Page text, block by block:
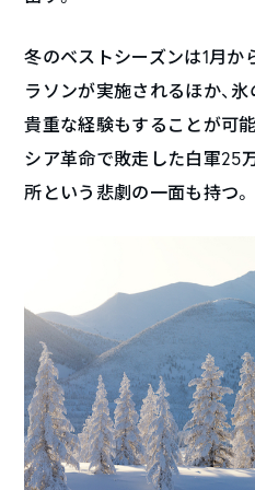
冬のベストシーズンは1月か
ラソンが実施されるほか、
貴重な経験もすることが可
シア革命で敗走した白軍25
所という悲劇の一面も持つ。